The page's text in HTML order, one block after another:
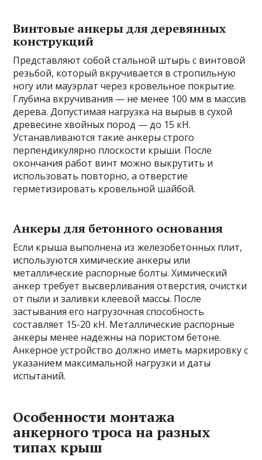
Винтовые анкеры для деревянных
конструкций
Представляют собой стальной штырь с винтовой
резьбой, который вкручивается в стропильную
ногу или мауэрлат через кровельное покрытие.
Глубина вкручивания — не менее 100 мм в массив
дерева. Допустимая нагрузка на вырыв в сухой
древесине хвойных пород — до 15 кН.
Устанавливаются такие анкеры строго
перпендикулярно плоскости крыши. После
окончания работ винт можно выкрутить и
использовать повторно, а отверстие
герметизировать кровельной шайбой.
Анкеры для бетонного основания
Если крыша выполнена из железобетонных плит,
используются химические анкеры или
металлические распорные болты. Химический
анкер требует высверливания отверстия, очистки
от пыли и заливки клеевой массы. После
застывания его нагрузочная способность
составляет 15-20 кН. Металлические распорные
анкеры менее надежны на пористом бетоне.
Анкерное устройство должно иметь маркировку с
указанием максимальной нагрузки и даты
испытаний.
Особенности монтажа
анкерного троса на разных
типах крыш